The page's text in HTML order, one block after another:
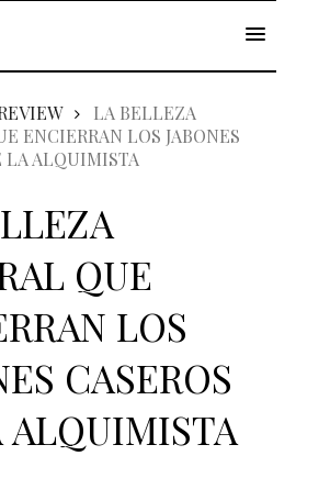
LA BELLEZA
ENCIERRAN LOS JABONES
LA ALQUIMISTA
QUE
LOS
CASEROS
ALQUIMISTA